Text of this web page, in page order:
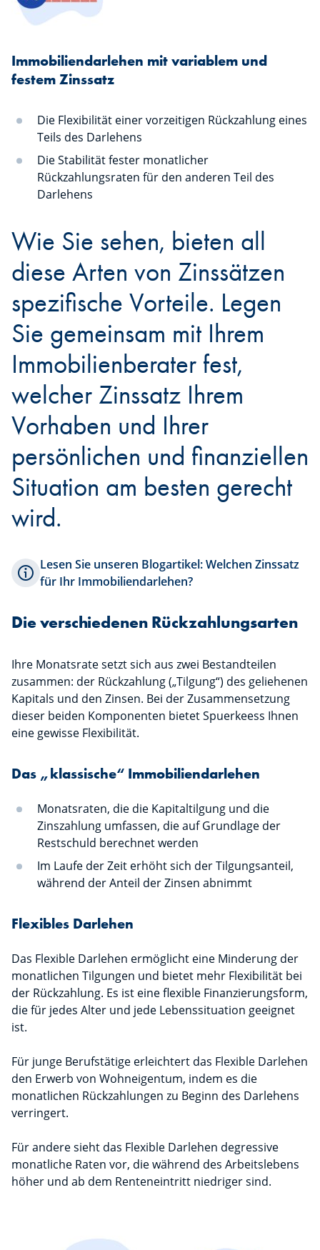
Immobiliendarlehen mit variablem und
festem Zinssatz
Die Flexibilität einer vorzeitigen Rückzahlung eines
Teils des Darlehens
Die Stabilität fester monatlicher
Rückzahlungsraten für den anderen Teil des
Darlehens
Wie Sie sehen, bieten all
diese Arten von Zinssätzen
spezifische Vorteile. Legen
Sie gemeinsam mit Ihrem
Immobilienberater fest,
welcher Zinssatz Ihrem
Vorhaben und Ihrer
persönlichen und finanziellen
Situation am besten gerecht
wird.
Lesen Sie unseren Blogartikel: Welchen Zinssatz
für Ihr Immobiliendarlehen?
Die verschiedenen Rückzahlungsarten
Ihre Monatsrate setzt sich aus zwei Bestandteilen
zusammen: der Rückzahlung („Tilgung“) des geliehenen
Kapitals und den Zinsen. Bei der Zusammensetzung
dieser beiden Komponenten bietet Spuerkeess Ihnen
eine gewisse Flexibilität.
Das „klassische“ Immobiliendarlehen
Monatsraten, die die Kapitaltilgung und die
Zinszahlung umfassen, die auf Grundlage der
Restschuld berechnet werden
Im Laufe der Zeit erhöht sich der Tilgungsanteil,
während der Anteil der Zinsen abnimmt
Flexibles Darlehen
Das Flexible Darlehen ermöglicht eine Minderung der
monatlichen Tilgungen und bietet mehr Flexibilität bei
der Rückzahlung. Es ist eine flexible Finanzierungsform,
die für jedes Alter und jede Lebenssituation geeignet
ist.
Für junge Berufstätige erleichtert das Flexible Darlehen
den Erwerb von Wohneigentum, indem es die
monatlichen Rückzahlungen zu Beginn des Darlehens
verringert.
Für andere sieht das Flexible Darlehen degressive
monatliche Raten vor, die während des Arbeitslebens
höher und ab dem Renteneintritt niedriger sind.